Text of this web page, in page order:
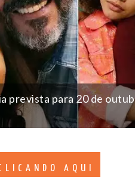
prevista para 20 de
AQUI